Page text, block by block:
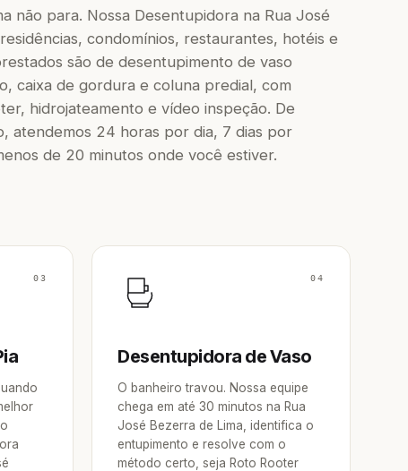
não para. Nossa Desentupidora na Rua José
condomínios, restaurantes, hotéis e
são de desentupimento de vaso
caixa de gordura e coluna predial, com
hidrojateamento e vídeo inspeção. De
atendemos 24 horas por dia, 7 dias por
de 20 minutos onde você estiver.
03 04
Desentupidora de Vaso
O banheiro travou. Nossa equipe
chega em até 30 minutos na Rua
José Bezerra de Lima, identifica o
entupimento e resolve com o
método certo, seja Roto Rooter